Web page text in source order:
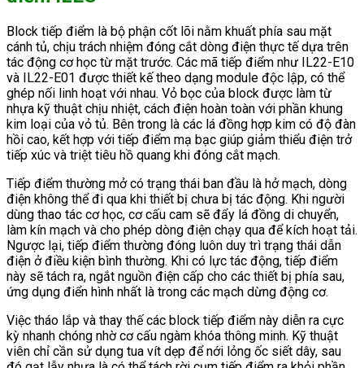
Block tiếp điểm là bộ phận cốt lõi nằm khuất phía sau mặt
cánh tủ, chịu trách nhiệm đóng cắt dòng điện thực tế dựa trên
tác động cơ học từ mặt trước. Các mã tiếp điểm như IL22-E10
và IL22-E01 được thiết kế theo dạng module độc lập, có thể
ghép nối linh hoạt với nhau. Vỏ bọc của block được làm từ
nhựa kỹ thuật chịu nhiệt, cách điện hoàn toàn với phần khung
kim loại của vỏ tủ. Bên trong là các lá đồng hợp kim có độ đàn
hồi cao, kết hợp với tiếp điểm mạ bạc giúp giảm thiểu điện trở
tiếp xúc và triệt tiêu hồ quang khi đóng cắt mạch.
Tiếp điểm thường mở có trạng thái ban đầu là hở mạch, dòng
điện không thể đi qua khi thiết bị chưa bị tác động. Khi người
dùng thao tác cơ học, cơ cấu cam sẽ đẩy lá đồng di chuyển,
làm kín mạch và cho phép dòng điện chạy qua để kích hoạt tải.
Ngược lại, tiếp điểm thường đóng luôn duy trì trạng thái dẫn
điện ở điều kiện bình thường. Khi có lực tác động, tiếp điểm
này sẽ tách ra, ngắt nguồn điện cấp cho các thiết bị phía sau,
ứng dụng điển hình nhất là trong các mạch dừng động cơ.
Việc tháo lắp và thay thế các block tiếp điểm này diễn ra cực
kỳ nhanh chóng nhờ cơ cấu ngàm khóa thông minh. Kỹ thuật
viên chỉ cần sử dụng tua vít dẹp để nới lỏng ốc siết dây, sau